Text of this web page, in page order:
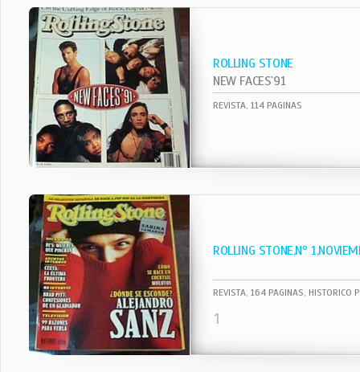
ROLLING STONE
NEW FACES`91
REVISTA, 114 PAGINAS
ROLLING STONE,Nº
REVISTA, 164 PAGINAS, HISTORICO
1